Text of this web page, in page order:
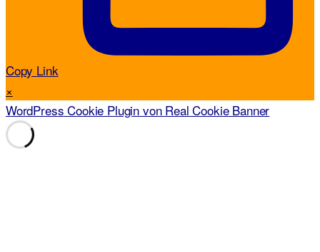
Copy Link
×
WordPress Cookie Plugin von Real Cookie Banner